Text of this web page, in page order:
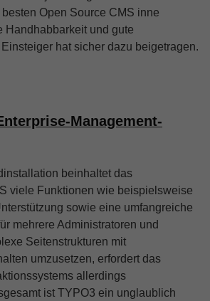
Open Source CMS inne
Handhabbarkeit und gute
hat sicher dazu beigetragen.
Management-
beinhaltet das
viele Funktionen wie beispielsweise
sowie eine umfangreiche
mehrere Administratoren und
Seitenstrukturen mit
umzusetzen, erfordert das
allerdings
ist TYPO3 ein unglaublich